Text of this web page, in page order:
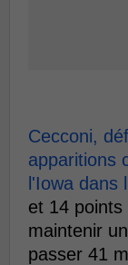
Cecconi,
apparitions
l'Iowa dans
et 14
maintenir
passer 41